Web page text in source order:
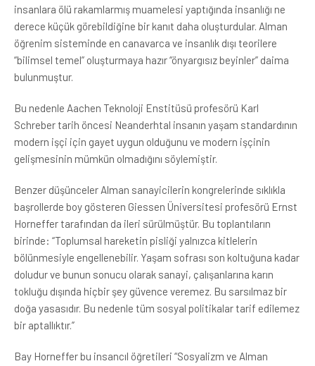
insanlara ölü rakamlarmış muamelesi yaptığında insanlığı ne
derece küçük görebildiğine bir kanıt daha oluşturdular. Alman
öğrenim sisteminde en canavarca ve insanlık dışı teorilere
“bilimsel temel” oluşturmaya hazır “önyargısız beyinler” daima
bulunmuştur.
Bu nedenle Aachen Teknoloji Enstitüsü profesörü Karl
Schreber tarih öncesi Neanderhtal insanın yaşam standardının
modern işçi için gayet uygun olduğunu ve modern işçinin
gelişmesinin mümkün olmadığını söylemiştir.
Benzer düşünceler Alman sanayicilerin kongrelerinde sıklıkla
başrollerde boy gösteren Giessen Üniversitesi profesörü Ernst
Horneffer tarafından da ileri sürülmüştür. Bu toplantıların
birinde: “Toplumsal hareketin pisliği yalnızca kitlelerin
bölünmesiyle engellenebilir. Yaşam sofrası son koltuğuna kadar
doludur ve bunun sonucu olarak sanayi, çalışanlarına karın
tokluğu dışında hiçbir şey güvence veremez. Bu sarsılmaz bir
doğa yasasıdır. Bu nedenle tüm sosyal politikalar tarif edilemez
bir aptallıktır.”
Bay Horneffer bu insancıl öğretileri “Sosyalizm ve Alman